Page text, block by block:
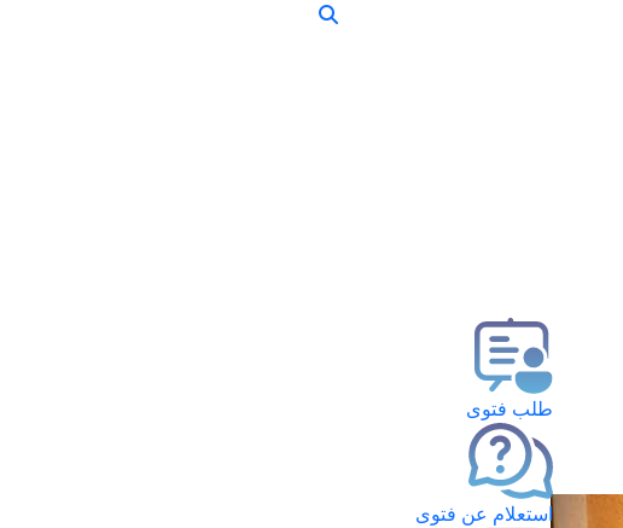
طلب فتوى
استعلام عن فتوى